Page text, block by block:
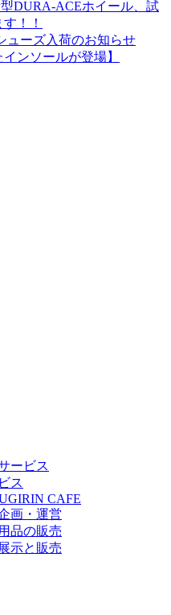
DURA-ACEホイール、試
！！
ューズ入荷のお知らせ
ンソールが登場】
ービス
ス
CAFE
画・運営
品の販売
示と販売